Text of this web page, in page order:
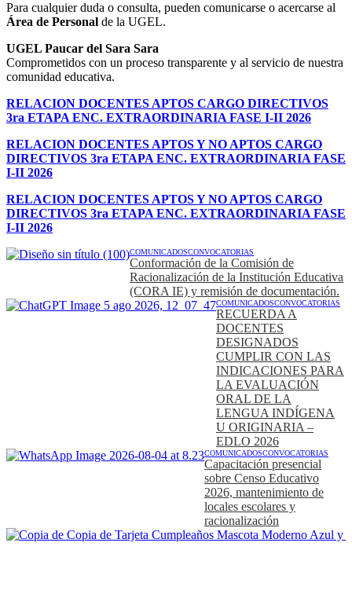
Para cualquier duda o consulta, pueden comunicarse o acercarse al
Área de Personal de la UGEL.
UGEL Paucar del Sara Sara
Comprometidos con un proceso transparente y al servicio de nuestra
comunidad educativa.
RELACION DOCENTES APTOS CARGO DIRECTIVOS
3ra ETAPA ENC. EXTRAORDINARIA FASE I-II 2026
RELACION DOCENTES APTOS Y NO APTOS CARGO
DIRECTIVOS 3ra ETAPA ENC. EXTRAORDINARIA FASE
I-II 2026
RELACION DOCENTES APTOS Y NO APTOS CARGO
DIRECTIVOS 3ra ETAPA ENC. EXTRAORDINARIA FASE
I-II 2026
COMUNICADOSCONVOCATORIAS
Conformación de la Comisión de
Racionalización de la Institución Educativa
(CORA IE) y remisión de documentación.
COMUNICADOSCONVOCATORIAS
RECUERDA A
DOCENTES
DESIGNADOS
CUMPLIR CON LAS
INDICACIONES PARA
LA EVALUACIÓN
ORAL DE LA
LENGUA INDÍGENA
U ORIGINARIA –
EDLO 2026
COMUNICADOSCONVOCATORIAS
Capacitación presencial
sobre Censo Educativo
2026, mantenimiento de
locales escolares y
racionalización